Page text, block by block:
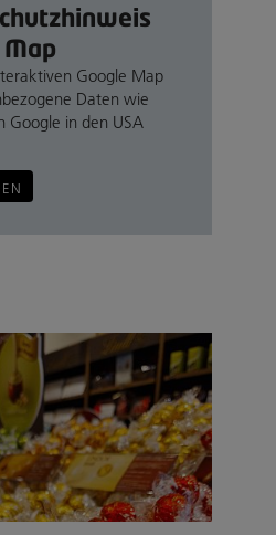
Google Map
Daten wie
Google in den USA